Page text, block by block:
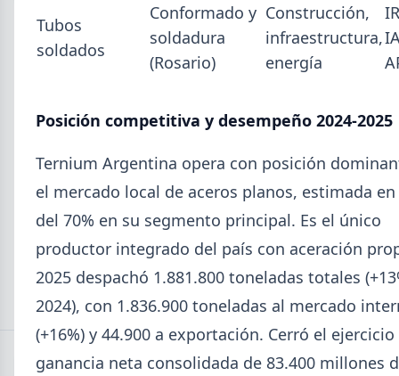
Tubos
soldados
Conformado y
soldadura
(Rosario)
Construcción,
infraestructura,
energía
Posición competitiva y desempeño 2024-2025
Ternium Argentina opera con posición
el mercado local de aceros planos, estimada
del 70% en su segmento principal. Es el único
productor integrado del país con aceración
2025 despachó 1.881.800 toneladas totales
2024), con 1.836.900 toneladas al mercado
(+16%) y 44.900 a exportación. Cerró el
ganancia neta consolidada de 83.400 millones